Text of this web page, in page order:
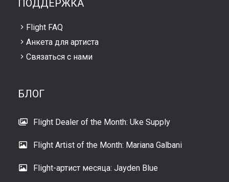
ПОДДЕРЖКА
Flight FAQ
Анкета для артиста
Связаться с нами
БЛОГ
Flight Dealer of the Month: Uke Supply
Flight Artist of the Month: Mariana Galbani
Flight-артист месяца: Jayden Blue